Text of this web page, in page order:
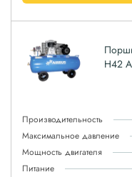
H42
Производительность
Максимальное давление
Мощность двигателя
Питание